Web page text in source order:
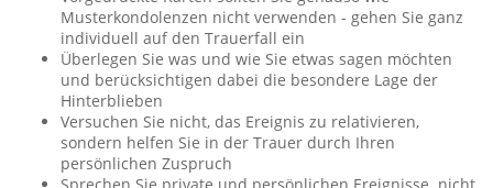
Musterkondolenzen nicht verwenden - gehen Sie ganz
individuell auf den Trauerfall ein
Überlegen Sie was und wie Sie etwas sagen möchten
und berücksichtigen dabei die besondere Lage der
Hinterblieben
Versuchen Sie nicht, das Ereignis zu relativieren,
sondern helfen Sie in der Trauer durch Ihren
persönlichen Zuspruch